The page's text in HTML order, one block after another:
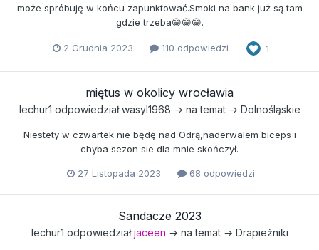
może spróbuję w końcu zapunktować.Smoki na bank już są tam
gdzie trzeba😁😁😁.
2 Grudnia 2023 110 odpowiedzi 1
miętus w okolicy wrocławia
lechur1 odpowiedziałwasyl1968 → na temat → Dolnośląskie
Niestety w czwartek nie będę nad Odrą,naderwalem biceps i
chyba sezon sie dla mnie skończył.
27 Listopada 2023 68 odpowiedzi
Sandacze 2023
lechur1 odpowiedziałjaceen → na temat → Drapieżniki